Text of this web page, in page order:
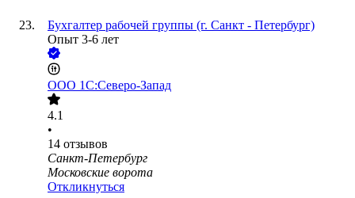
Бухгалтер рабочей группы (г. Санкт - Петербург)
Опыт 3-6 лет
ООО 1C:Северо-Запад
4.1
•
14 отзывов
Санкт-Петербург
Московские ворота
Откликнуться